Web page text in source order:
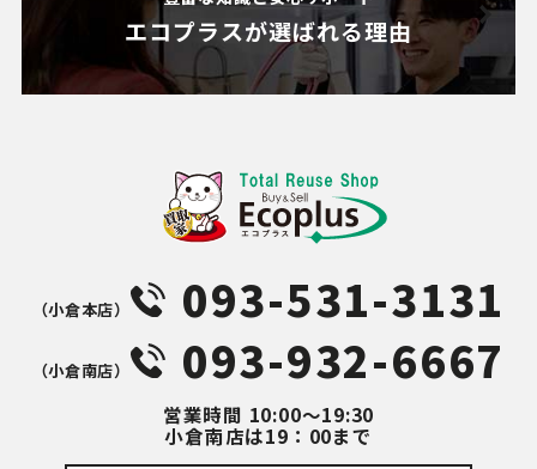
エコプラスが選ばれる理由
（⼩倉本店） 093-531-3131
（⼩倉南店） 093-932-6667
営業時間 10:00～19:30
小倉南店は19：00まで